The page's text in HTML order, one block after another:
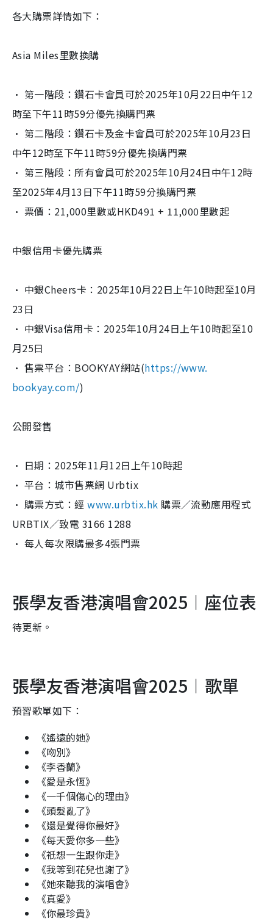
各大購票詳情如下：
Asia Miles里數換購
· 第一階段：鑽石卡會員可於2025年10月22日中午12
時至下午11時59分優先換購門票
· 第二階段：鑽石卡及金卡會員可於2025年10月23日
中午12時至下午11時59分優先換購門票
· 第三階段： 所有會員可於2025年10月24日中午12時
至2025年4月13日下午11時59分換購門票
· 票價：21,000里數或HKD491 + 11,000里數起
中銀信用卡優先購票
· 中銀Cheers卡： 2025年10月22日上午10時起至10月
23日
· 中銀Visa信用卡： 2025年10月24日上午10時起至10
月25日
· 售票平台：BOOKYAY網站(https://www.
bookyay.com/)
公開發售
· 日期：2025年11月12日上午10時起
· 平台：城市售票網 Urbtix
· 購票方式：經www.urbtix.hk 購票／流動應用程式
URBTIX／致電 3166 1288
· 每人每次限購最多4張門票
張學友香港演唱會2025︱座位表
待更新。
張學友香港演唱會2025︱歌單
預習歌單如下：
《遙遠的她》
《吻別》
《李香蘭》
《愛是永恆》
《一千個傷心的理由》
《頭髮亂了》
《還是覺得你最好》
《每天愛你多一些》
《祇想一生跟你走》
《我等到花兒也謝了》
《她來聽我的演唱會》
《真愛》
《你最珍貴》